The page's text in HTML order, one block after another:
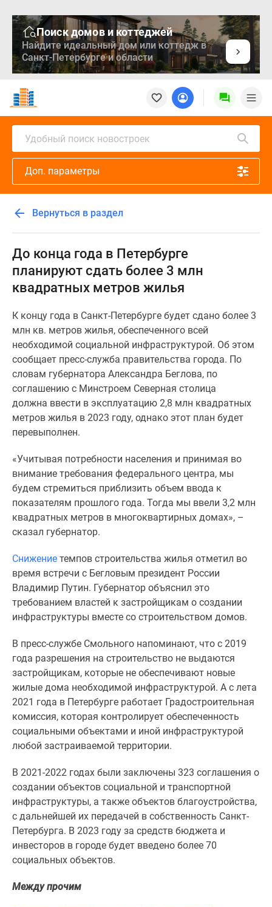
Поиск домов и коттеджей
Найдите идеальный дом или коттедж в
Санкт-Петербурге и области
Новостройки
Квартиры
Ипотека
Медиа
проекте
Контакты
Реклама
сайте
Дзен
Продавцы
застройщики
помещения
Квартиры
карте
Эксперты
авторы
Машино-
места
предложения
Апартаменты
Новостройки
карте
комнатные
более
Готовые
новостройки
комнатные
Военная
ипотека
Покупателю
Новостройки
Санкт-
Петербурга
Видеообзор
Семейная
ипотека
Аналитика
рынка
Панорамы
новостроек
Субсидированная
Удобный поиск новостроек
Доп. параметры
Вернуться в раздел
До конца года в Петербурге
планируют сдать более 3 млн
квадратных метров жилья
К концу года в Санкт-Петербурге будет сдано более 3
млн кв. метров жилья, обеспеченного всей
необходимой социальной инфраструктурой. Об этом
сообщает пресс-служба правительства города. По
словам губернатора Александра Беглова, по
соглашению с Минстроем Северная столица
должна ввести в эксплуатацию 2,8 млн квадратных
метров жилья в 2023 году, однако этот план будет
перевыполнен.
«Учитывая потребности населения и принимая во
внимание требования федерального центра, мы
будем стремиться приблизить объем ввода к
показателям прошлого года. Тогда мы ввели 3,2 млн
квадратных метров в многоквартирных домах», –
сказал губернатор.
Снижение темпов строительства жилья отметил во
время встречи с Бегловым президент России
Владимир Путин. Губернатор объяснил это
требованием властей к застройщикам о создании
инфраструктуры вместе со строительством домов.
В пресс-службе Смольного напоминают, что с 2019
года разрешения на строительство не выдаются
застройщикам, которые не обеспечивают новые
жилые дома необходимой инфраструктурой. А с лета
2021 года в Петербурге работает Градостроительная
комиссия, которая контролирует обеспеченность
социальными объектами и иной инфраструктурой
любой застраиваемой территории.
В 2021-2022 годах были заключены 323 соглашения о
создании объектов социальной и транспортной
инфраструктуры, а также объектов благоустройства,
с дальнейшей их передачей в собственность Санкт-
Петербурга. В 2023 году за средств бюджета и
инвесторов в городе будет введено более 70
социальных объектов.
Между прочим